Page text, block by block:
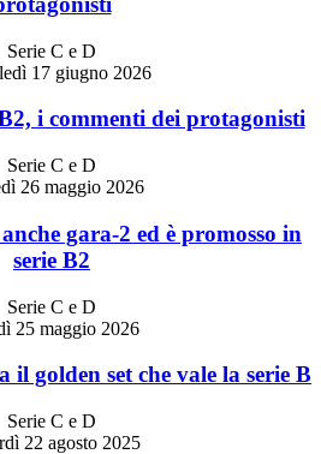
Serie C e D
17 giugno 2026
i commenti dei protagonisti
Serie C e D
26 maggio 2026
gara-2 ed è promosso in
serie B2
Serie C e D
25 maggio 2026
golden set che vale la serie B
Serie C e D
22 agosto 2025